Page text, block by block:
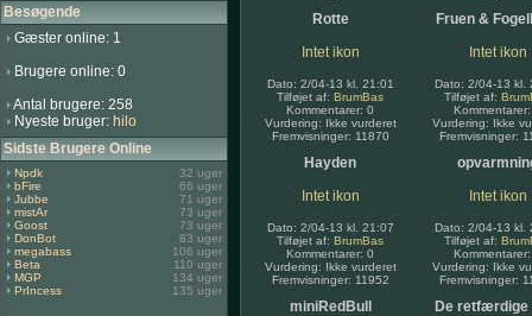
Besøgende
Gæster online: 1
Brugere online: 0
Antal brugere: 258
Nyeste bruger: hilo
Sidste Brugere Online
Npdk
32 uger
bFire
66 uger
Jubbe
71 uger
mistAr
73 uger
Goost
73 uger
DonBot
83 uger
megabass
106 uger
Beta
110 uger
MGP
134 uger
PrIncess
135 uger
Rotte
Intet ikon
Dato: 2/04-13 kl. 21:01
Tilføjet af: BrumBas
Kommentarer: 0
Vurdering: Ikke vurderet
Fremvisninger: 11870
Fruen &
Intet ikon
Dato: 2/04-13 kl.
Tilføjet af:
Vurdering: Ikke
Fremvisninger:
Hayden
Intet ikon
Dato: 2/04-13 kl. 21:07
Tilføjet af: BrumBas
Kommentarer: 0
Vurdering: Ikke vurderet
Fremvisninger: 11952
Intet ikon
Dato: 2/04-13 kl.
Tilføjet af:
Vurdering: Ikke
Fremvisninger:
miniRedBull
De retfærdige